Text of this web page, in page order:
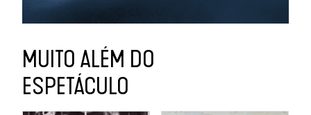
MUITO ALÉM DO
ESPETÁCULO